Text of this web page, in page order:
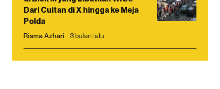
Dari Cuitan di X hingga ke Meja
Polda
Risma Azhari 3 bulan lalu